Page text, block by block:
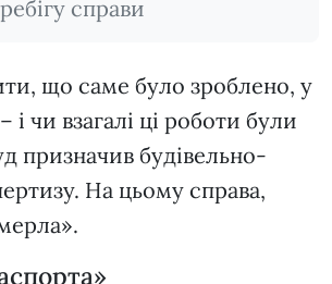
справи
що саме було зроблено, у
і чи взагалі ці роботи були
призначив будівельно-
На цьому справа,